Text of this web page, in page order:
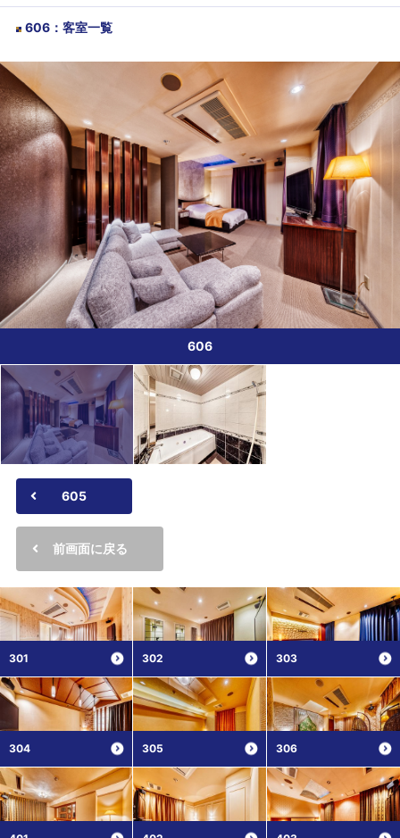
606 ： 客室一覧
606
605
前画面に戻る
301 302 303
304 305 306